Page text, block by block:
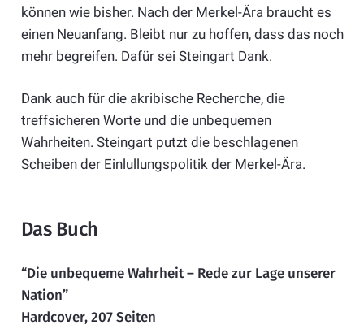
können wie bisher. Nach der Merkel-Ära braucht es
einen Neuanfang. Bleibt nur zu hoffen, dass das noch
mehr begreifen. Dafür sei Steingart Dank.
Dank auch für die akribische Recherche, die
treffsicheren Worte und die unbequemen
Wahrheiten. Steingart putzt die beschlagenen
Scheiben der Einlullungspolitik der Merkel-Ära.
Das Buch
“Die unbequeme Wahrheit – Rede zur Lage unserer
Nation”
Hardcover, 207 Seiten